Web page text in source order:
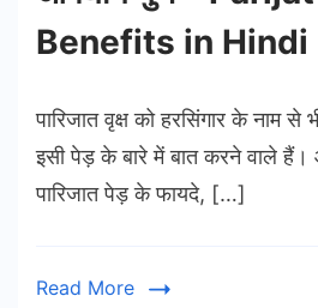
Benefits in Hindi
पारिजात वृक्ष को हरसिंगार के नाम
इसी पेड़ के बारे में बात करने वाले
पारिजात पेड़ के फायदे, […]
Read More